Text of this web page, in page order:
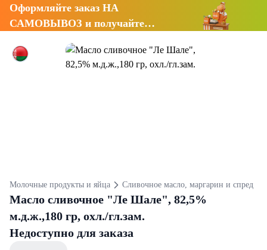
Оформляйте заказ НА
САМОВЫВОЗ и получайте
Молочные продукты и яйца Сливочное масло, маргарин и спред
Масло сливочное "Ле Шале", 82,5%
м.д.ж.,180 гр, охл./гл.зам.
Недоступно для заказа